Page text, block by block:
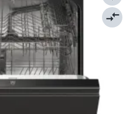
compare_arrows